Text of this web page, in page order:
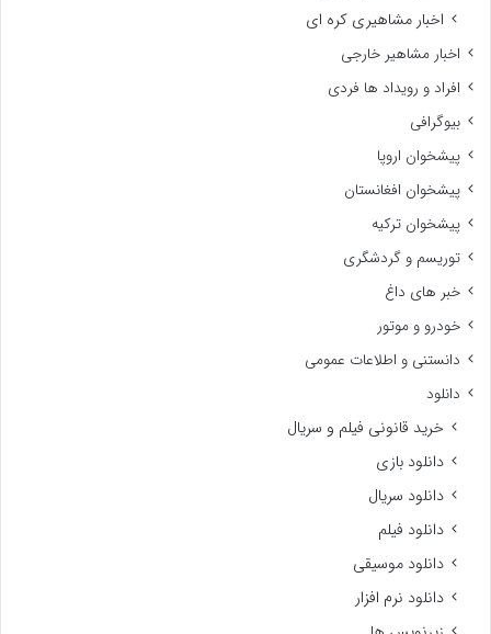
اخبار مشاهیری کره ای
اخبار مشاهیر خارجی
افراد و رویداد ها فردی
بیوگرافی
پیشخوان اروپا
پیشخوان افغانستان
پیشخوان ترکیه
توریسم و گردشگری
خبر های داغ
خودرو و موتور
دانستنی و اطلاعات عمومی
دانلود
خرید قانونی فیلم و سریال
دانلود بازی
دانلود سریال
دانلود فیلم
دانلود موسیقی
دانلود نرم افزار